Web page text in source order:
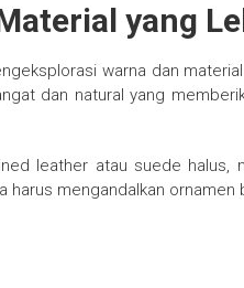
yang
warna dan
dan natural yang
leather atau suede halus,
mengandalkan ornamen